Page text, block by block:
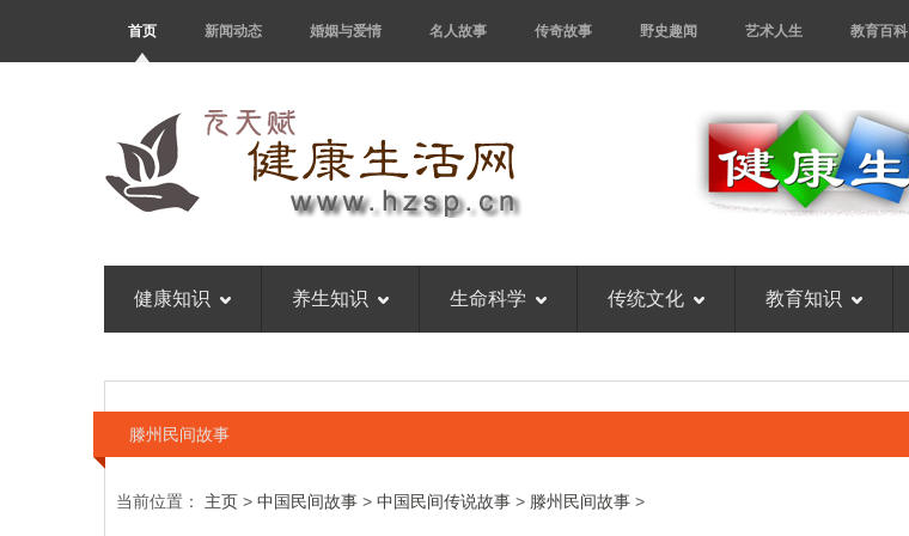
首页 新闻动态 婚姻与爱情 名人故事 传奇故事 野史趣闻 艺术人生 教育百科
健康知识 养生知识 生命科学 传统文化 教育知识
滕州民间故事
当前位置： 主页 > 中国民间故事 > 中国民间传说故事 > 滕州民间故事 >